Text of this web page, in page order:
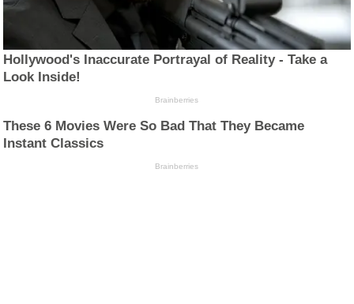
Hollywood's Inaccurate Portrayal of Reality - Take a
Look Inside!
Brainberries
These 6 Movies Were So Bad That They Became
Instant Classics
Brainberries